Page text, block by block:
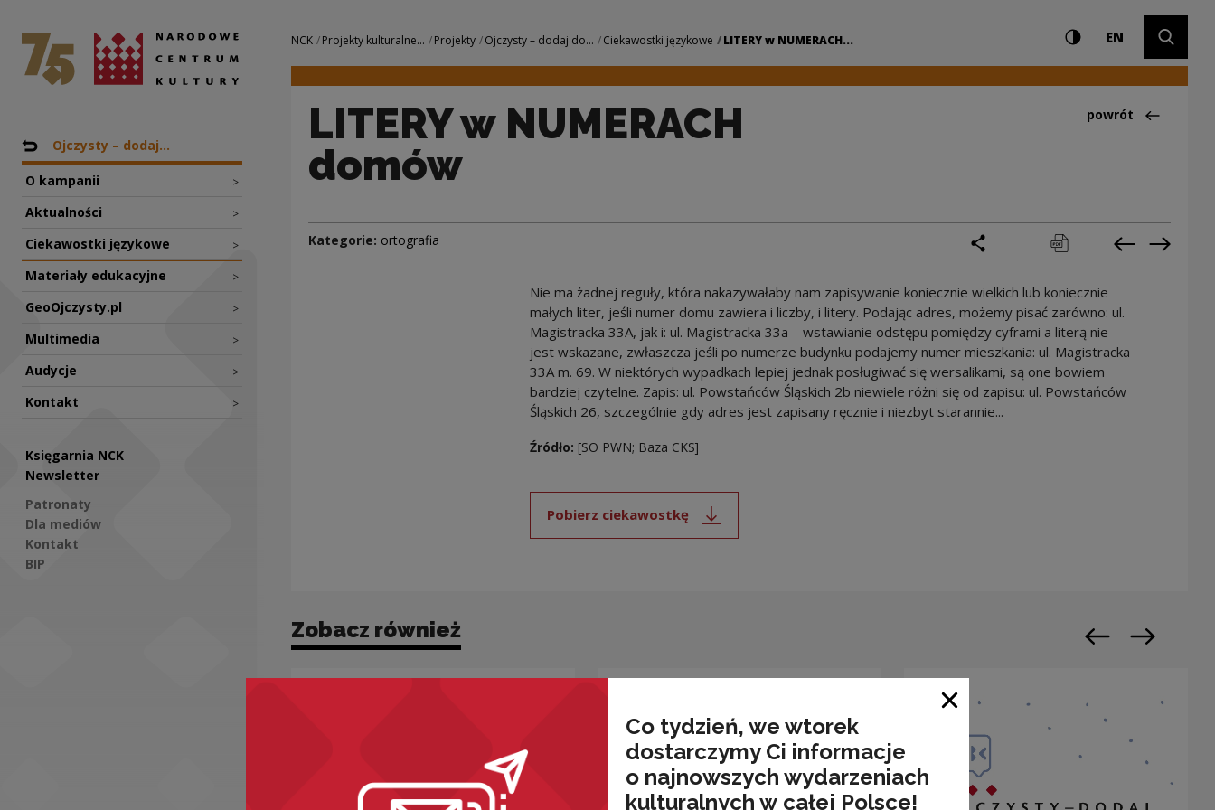
LITERY w NUMERACH domów | Narodowe Centrum Kultury
Narodowe Centrum Kultury
Nawigacja
Powrót do: Projekty
Ojczysty – dodaj...
O kampanii >
Aktualności >
Ciekawostki językowe >
Materiały edukacyjne >
GeoOjczysty.pl >
Multimedia >
Audycje >
Kontakt >
Księgarnia NCK
Newsletter
Patronaty
Dla mediów
Kontakt
BIP
Nawigacja
NCK Projekty kulturalne... Projekty Ojczysty – dodaj do... Ciekawostki językowe LITERY w NUMERACH... Ustawienia iWysoki kontrast
ENCHANGE
LITERY w NUMERACH
domów
Powrót
powrót
Kategorie: ortografia podziel się
drukuj pobierz Poprzednia
Nie ma żadnej reguły, która nakazywałaby nam zapisywanie koniecznie wielkich lub koniecznie
małych liter, jeśli numer domu zawiera i liczby, i litery. Podając adres, możemy pisać zarówno: ul.
Magistracka 33A, jak i: ul. Magistracka 33a – wstawianie odstępu pomiędzy cyframi a literą nie
jest wskazane, zwłaszcza jeśli po numerze budynku podajemy numer mieszkania: ul. Magistracka
33A m. 69. W niektórych wypadkach lepiej jednak posługiwać się wersalikami, są one bowiem
bardziej czytelne. Zapis: ul. Powstańców Śląskich 2b niewiele różni się od zapisu: ul. Powstańców
Śląskich 26, szczególnie gdy adres jest zapisany ręcznie i niezbyt starannie...
Źródło: [SO PWN; Baza CKS]
Pobierz ciekawostkę
Uwaga, link zostanie otwarty w nowym oknie
Zobacz również
Poprzedni slajd
Następny
Co tydzień, we wtorek
dostarczymy Ci informacje
o najnowszych wydarzeniach
kulturalnych w całej Polsce!